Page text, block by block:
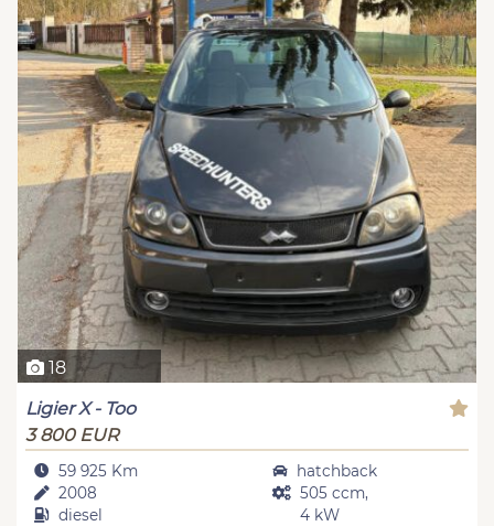
18
Ligier X - Too
3 800 EUR
59 925 Km
2008
diesel
hatchback
505 ccm,
4 kW